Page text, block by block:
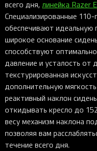
всего дня, линейка Razer
Специализированные
обеспечивают идеальную
широкое основание
способствуют
давление и усталость от
текстурированная
дополнительную
реактивный наклон
откидывать кресло до
весу механизм наклона
позволяя вам
течение всего дня.